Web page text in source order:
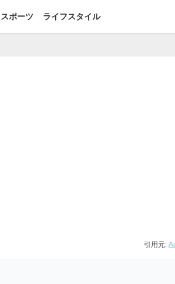
スポーツ ライフスタイル
引用元: